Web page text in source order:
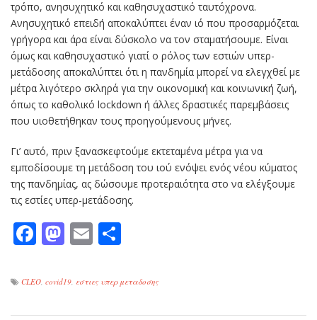
τρόπο, ανησυχητικό και καθησυχαστικό ταυτόχρονα.
Ανησυχητικό επειδή αποκαλύπτει έναν ιό που προσαρμόζεται
γρήγορα και άρα είναι δύσκολο να τον σταματήσουμε. Είναι
όμως και καθησυχαστικό γιατί ο ρόλος των εστιών υπερ-
μετάδοσης αποκαλύπτει ότι η πανδημία μπορεί να ελεγχθεί με
μέτρα λιγότερο σκληρά για την οικονομική και κοινωνική ζωή,
όπως το καθολικό lockdown ή άλλες δραστικές παρεμβάσεις
που υιοθετήθηκαν τους προηγούμενους μήνες.
Γι’ αυτό, πριν ξανασκεφτούμε εκτεταμένα μέτρα για να
εμποδίσουμε τη μετάδοση του ιού ενόψει ενός νέου κύματος
της πανδημίας, ας δώσουμε προτεραιότητα στο να ελέγξουμε
τις εστίες υπερ-μετάδοσης.
Facebook
Mastodon
Email
CLEO, covid19, εστιες υπερ μεταδοσης